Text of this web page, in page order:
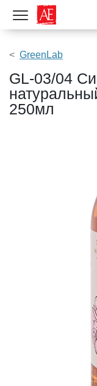
Показать меню
GreenLab
GL-03/04
250мл